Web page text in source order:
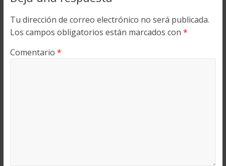
Tu dirección de correo electrónico no será publicada.
Los campos obligatorios están marcados con *
Comentario *